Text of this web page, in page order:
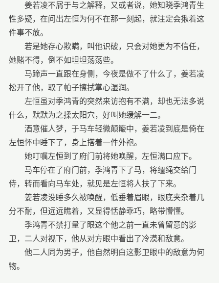
姜若凌不屑于与之解释，又或者说，她知晓季鸿青生
性多疑，在问出左恒为何不在那一刻起，就注定会揪着这
件事不放。
若是她存心欺瞒，叫他识破，只会对她更为不信任，
她赌不得，倒不如坦坦荡荡些。
马蹄声一直跟在身侧，今夜是做不了什么了，姜若凌
松开了他，取了帕子擦拭掌心湿润。
左恒虽对季鸿青的突然来访抱有不满，却也无法多说
什么，默默为之揉太阳穴，好叫她缓解一二。
酒意催人梦，于马车轻微颠簸中，姜若凌到底是倚在
左恒怀中睡下了，身上搭着一件外袍。
她叮嘱左恒到了府门前将她唤醒，左恒满口应下。
马车停在了府门前，季鸿青下了马，将缰绳交给门
侍，转而看向马车处，就见是左恒将人扶了下来。
姜若凌没睡多久被唤醒，低垂着眉眼，眼底夹杂着几
分不耐，但远远瞧着，又显得恬静乖巧，略带懵懂。
季鸿青不禁打量了眼这个他之前一直未曾留意的影
卫，二人对视下，他从对方眼中看出了冷漠和敌意。
他二人同为男子，他自然明白这影卫眼中的敌意为何
物。